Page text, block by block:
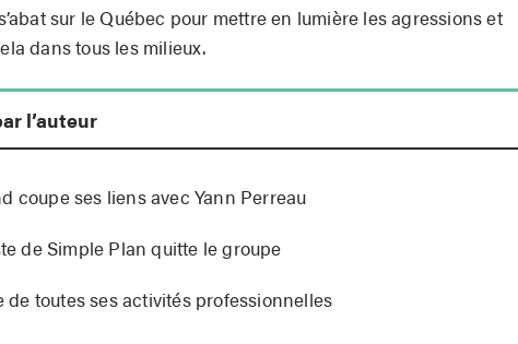
sur le Québec pour mettre en lumière les agressions et
dans tous les milieux.
l’auteur
coupe ses liens avec Yann Perreau
de Simple Plan quitte le groupe
toutes ses activités professionnelles